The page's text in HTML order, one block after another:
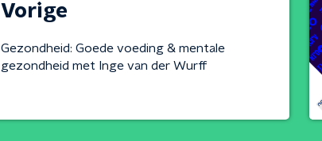
Vorige
Gezondheid: Goede voeding & mentale
gezondheid met Inge van der Wurff